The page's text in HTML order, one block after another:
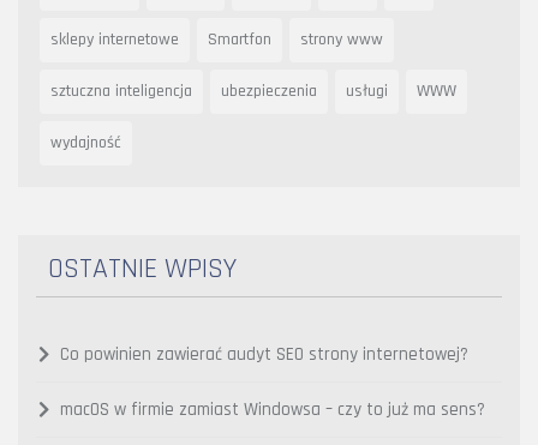
sklepy internetowe Smartfon strony www
sztuczna inteligencja ubezpieczenia usługi WWW
wydajność
OSTATNIE WPISY
Co powinien zawierać audyt SEO strony internetowej?
macOS w firmie zamiast Windowsa – czy to już ma sens?